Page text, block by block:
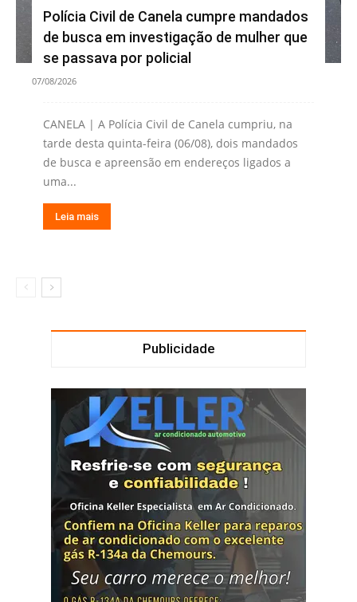
Polícia Civil de Canela cumpre mandados
de busca em investigação de mulher que
se passava por policial
07/08/2026
CANELA | A Polícia Civil de Canela cumpriu, na
tarde desta quinta-feira (06/08), dois mandados
de busca e apreensão em endereços ligados a
uma...
Leia mais
Publicidade